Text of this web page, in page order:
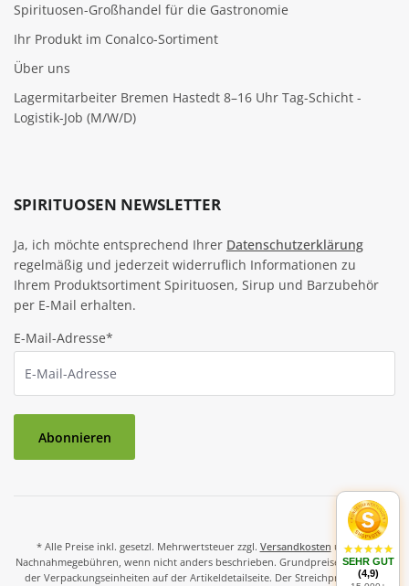
Spirituosen-Großhandel für die Gastronomie
Ihr Produkt im Conalco-Sortiment
Über uns
Lagermitarbeiter Bremen Hastedt 8–16 Uhr Tag-Schicht -
Logistik-Job (M/W/D)
SPIRITUOSEN NEWSLETTER
Ja, ich möchte entsprechend Ihrer Datenschutzerklärung
regelmäßig und jederzeit widerruflich Informationen zu
Ihrem Produktsortiment Spirituosen, Sirup und Barzubehör
per E-Mail erhalten.
E-Mail-Adresse*
Abonnieren
* Alle Preise inkl. gesetzl. Mehrwertsteuer zzgl. Versandkosten und ggf.
Nachnahmegebühren, wenn nicht anders beschrieben. Grundpreise und Preise
der Verpackungseinheiten auf der Artikeldetailseite. Der Streichpreis ist der
SEHR GUT
(4,9)